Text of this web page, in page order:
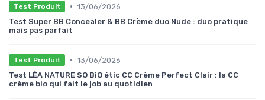
Test Produit • 13/06/2026
Test Super BB Concealer & BB Crème duo Nude : duo pratique
mais pas parfait
Test Produit • 13/06/2026
Test LÉA NATURE SO BiO étic CC Crème Perfect Clair : la CC
crème bio qui fait le job au quotidien